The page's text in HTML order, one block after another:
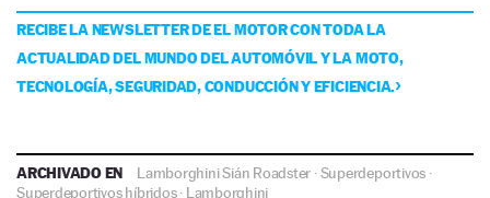
RECIBE LA NEWSLETTER DE EL MOTOR CON TODA LA
ACTUALIDAD DEL MUNDO DEL AUTOMÓVIL Y LA MOTO,
TECNOLOGÍA, SEGURIDAD, CONDUCCIÓN Y EFICIENCIA.
ARCHIVADO EN Lamborghini Sián Roadster ·Superdeportivos ·
Superdeportivos híbridos· Lamborghini